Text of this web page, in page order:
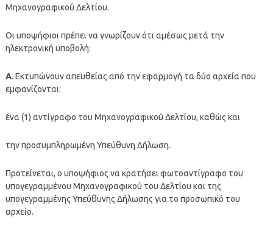
Μηχανογραφικού Δελτίου.
Οι υποψήφιοι πρέπει να γνωρίζουν ότι αμέσως μετά την
ηλεκτρονική υποβολή:
Α. Εκτυπώνουν απευθείας από την εφαρμογή τα δύο αρχεία που
εμφανίζονται:
ένα (1) αντίγραφο του Μηχανογραφικού Δελτίου, καθώς και
την προσυμπληρωμένη Υπεύθυνη Δήλωση.
Προτείνεται, ο υποψήφιος να κρατήσει φωτοαντίγραφο του
υπογεγραμμένου Μηχανογραφικού του Δελτίου και της
υπογεγραμμένης Υπεύθυνης Δήλωσης για το προσωπικό του
αρχείο.